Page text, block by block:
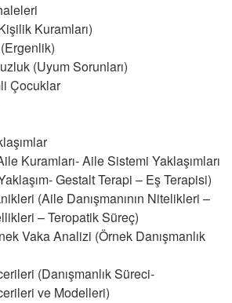
Kuramları)
(Uyum Sorunları)
Çocuklar
Kuramları- Aile Sistemi Yaklaşımları
Gestalt Terapi – Eş Terapisi)
(Aile Danışmanının Nitelikleri –
– Teropatik Süreç)
Vaka Analizi (Örnek Danışmanlık
(Danışmanlık Süreci-
ve Modelleri)